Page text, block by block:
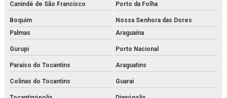
Canindé de São Francisco Porto da Folha
Boquim
Nossa Senhora das Dores
Palmas
Araguaína
Gurupi Porto Nacional
Paraíso do Tocantins Araguatins
Colinas do Tocantins Guaraí